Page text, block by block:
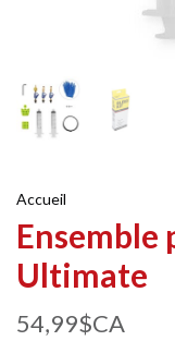
Accueil
Ensemble
Ultimate
54,99$CA